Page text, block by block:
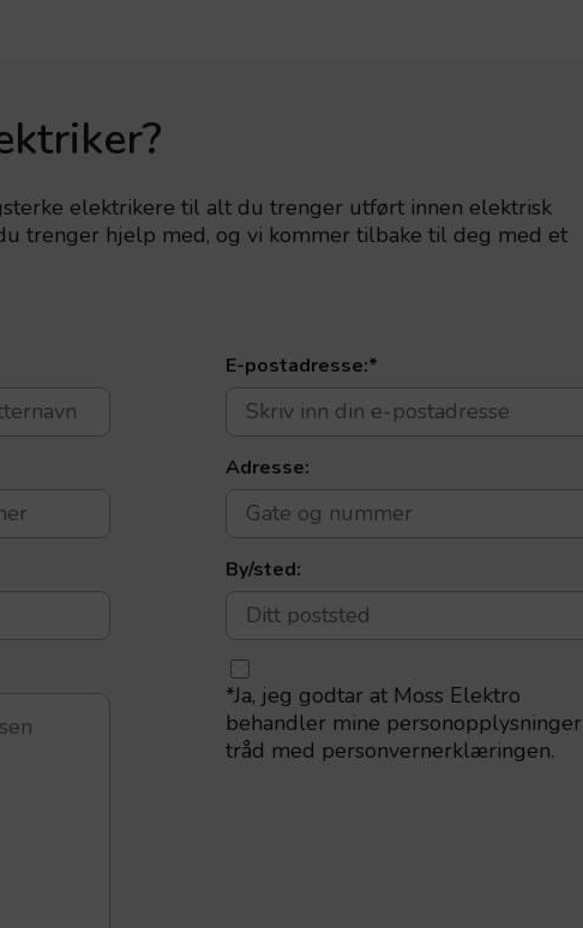
elektrikere til alt du trenger utført innen elektrisk
trenger hjelp med, og vi kommer tilbake til deg med et
E-postadresse:*
Adresse:
By/sted:
*Ja, jeg godtar at Moss Elektro
behandler mine
tråd med personvernerklæringen.